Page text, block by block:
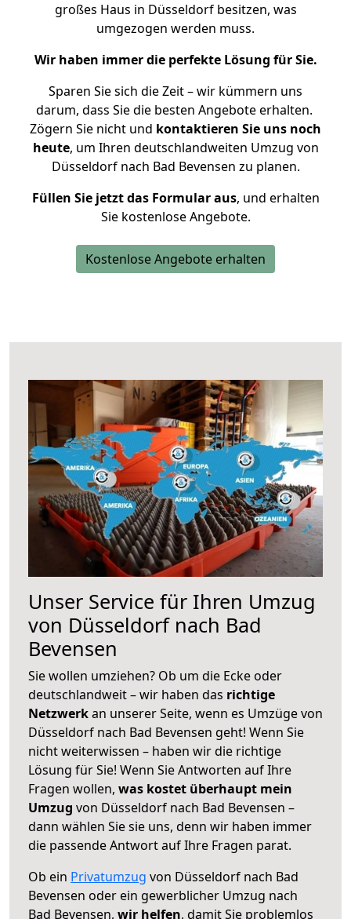
großes Haus in Düsseldorf besitzen, was
umgezogen werden muss.
Wir haben immer die perfekte Lösung für Sie.
Sparen Sie sich die Zeit – wir kümmern uns
darum, dass Sie die besten Angebote erhalten.
Zögern Sie nicht und kontaktieren Sie uns noch
heute, um Ihren deutschlandweiten Umzug von
Düsseldorf nach Bad Bevensen zu planen.
Füllen Sie jetzt das Formular aus, und erhalten
Sie kostenlose Angebote.
Kostenlose Angebote erhalten
Unser Service für Ihren Umzug
von Düsseldorf nach Bad
Bevensen
Sie wollen umziehen? Ob um die Ecke oder
deutschlandweit – wir haben das richtige
Netzwerkan unserer Seite, wenn es Umzüge von
Düsseldorf nach Bad Bevensen geht! Wenn Sie
nicht weiterwissen – haben wir die richtige
Lösung für Sie! Wenn Sie Antworten auf Ihre
Fragen wollen, was kostet überhaupt mein
Umzug von Düsseldorf nach Bad Bevensen –
dann wählen Sie sie uns, denn wir haben immer
die passende Antwort auf Ihre Fragen parat.
Ob ein Privatumzug von Düsseldorf nach Bad
Bevensen oder ein gewerblicher Umzug nach
Bad Bevensen, wir helfen, damit Sie problemlos